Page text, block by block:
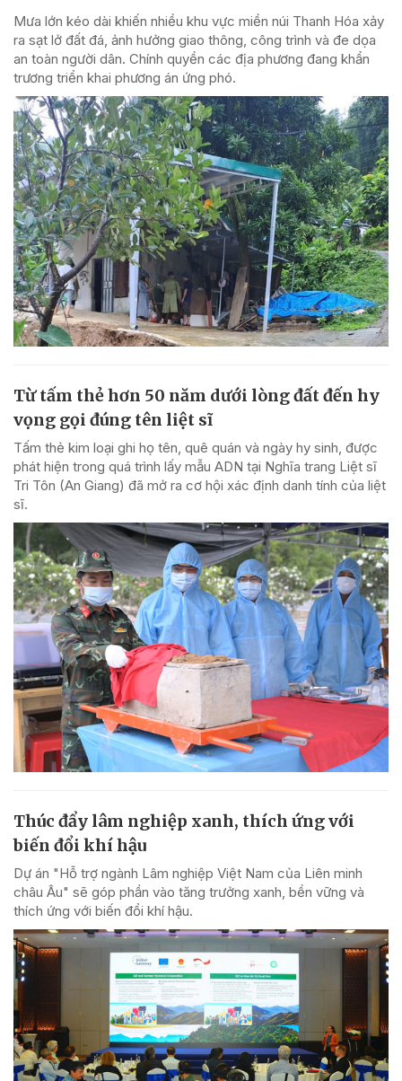
Mưa lớn kéo dài khiến nhiều khu vực miền núi Thanh Hóa xảy
ra sạt lở đất đá, ảnh hưởng giao thông, công trình và đe dọa
an toàn người dân. Chính quyền các địa phương đang khẩn
trương triển khai phương án ứng phó.
Từ tấm thẻ hơn 50 năm dưới lòng đất đến hy
vọng gọi đúng tên liệt sĩ
Tấm thẻ kim loại ghi họ tên, quê quán và ngày hy sinh, được
phát hiện trong quá trình lấy mẫu ADN tại Nghĩa trang Liệt sĩ
Tri Tôn (An Giang) đã mở ra cơ hội xác định danh tính của liệt
sĩ.
Thúc đẩy lâm nghiệp xanh, thích ứng với
biến đổi khí hậu
Dự án "Hỗ trợ ngành Lâm nghiệp Việt Nam của Liên minh
châu Âu" sẽ góp phần vào tăng trưởng xanh, bền vững và
thích ứng với biến đổi khí hậu.